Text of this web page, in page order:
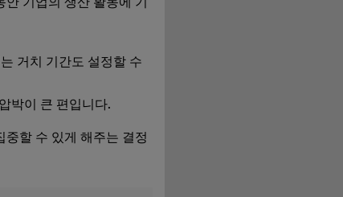
거치 기간도 설정할 수
박이 큰 편입니다.
할 수 있게 해주는 결정